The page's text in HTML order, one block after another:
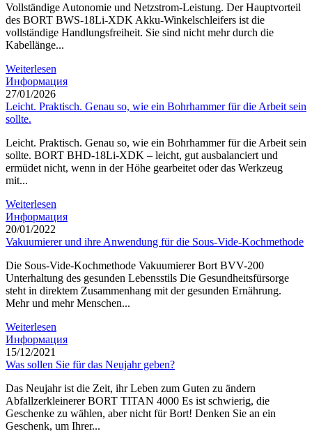
Vollständige Autonomie und Netzstrom-Leistung. Der Hauptvorteil
des BORT BWS-18Li-XDK Akku-Winkelschleifers ist die
vollständige Handlungsfreiheit. Sie sind nicht mehr durch die
Kabellänge...
Weiterlesen
Информация
27/01/2026
Leicht. Praktisch. Genau so, wie ein Bohrhammer für die Arbeit sein
sollte.
Leicht. Praktisch. Genau so, wie ein Bohrhammer für die Arbeit sein
sollte. BORT BHD-18Li-XDK – leicht, gut ausbalanciert und
ermüdet nicht, wenn in der Höhe gearbeitet oder das Werkzeug
mit...
Weiterlesen
Информация
20/01/2022
Vakuumierer und ihre Anwendung für die Sous-Vide-Kochmethode
Die Sous-Vide-Kochmethode Vakuumierer Bort BVV-200
Unterhaltung des gesunden Lebensstils Die Gesundheitsfürsorge
steht in direktem Zusammenhang mit der gesunden Ernährung.
Mehr und mehr Menschen...
Weiterlesen
Информация
15/12/2021
Was sollen Sie für das Neujahr geben?
Das Neujahr ist die Zeit, ihr Leben zum Guten zu ändern
Abfallzerkleinerer BORT TITAN 4000 Es ist schwierig, die
Geschenke zu wählen, aber nicht für Bort! Denken Sie an ein
Geschenk, um Ihrer...